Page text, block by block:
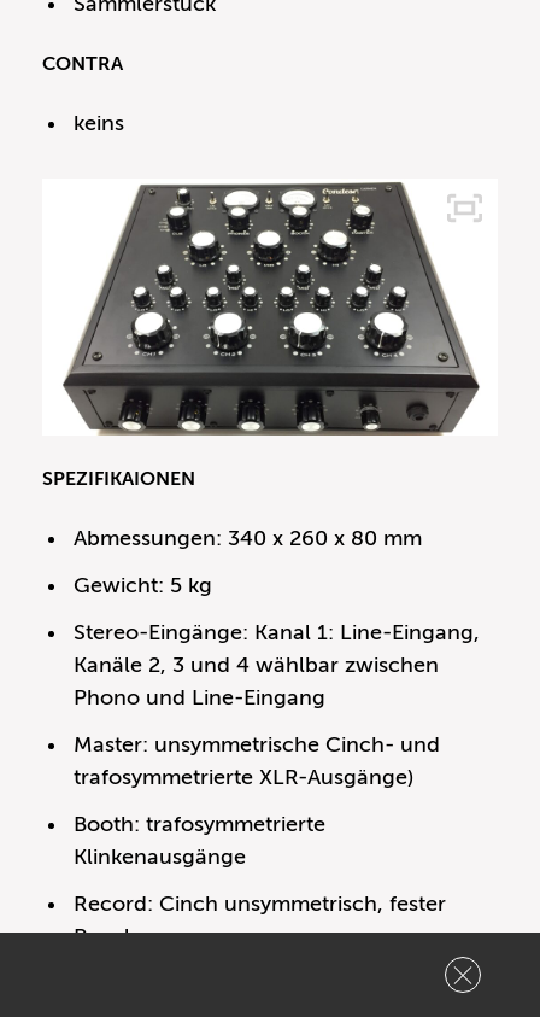
CONTRA
keins
SPEZIFIKAIONEN
Abmessungen: 340 x 260 x 80 mm
Gewicht: 5 kg
Stereo-Eingänge: Kanal 1: Line-Eingang,
Kanäle 2, 3 und 4 wählbar zwischen
Phono und Line-Eingang
Master: unsymmetrische Cinch- und
trafosymmetrierte XLR-Ausgänge)
Booth: trafosymmetrierte
Klinkenausgänge
Record: Cinch unsymmetrisch, fester
Pegel
Optionaler FX-Send/Return pro Kanal: